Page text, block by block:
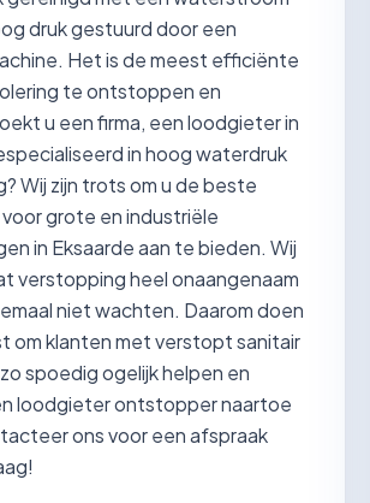
druk gestuurd door een
Het is de meest efficiënte
te ontstoppen en
u een firma, een loodgieter in
in hoog waterdruk
Wij zijn trots om u de beste
grote en industriële
in Eksaarde aan te bieden. Wij
verstopping heel onaangenaam
niet wachten. Daarom doen
om klanten met verstopt sanitair
spoedig ogelijk helpen en
loodgieter ontstopper naartoe
ons voor een afspraak